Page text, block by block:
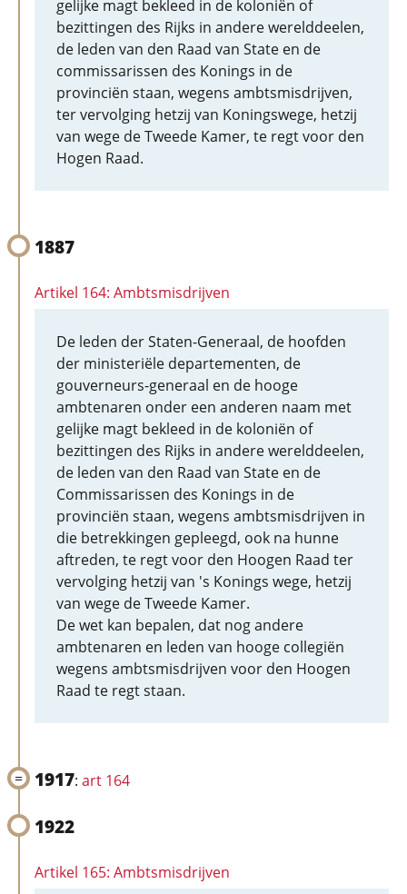
gelijke magt bekleed in de koloniën of
bezittingen des Rijks in andere werelddeelen,
de leden van den Raad van State en de
commissarissen des Konings in de
provinciën staan, wegens ambtsmisdrijven,
ter vervolging hetzij van Koningswege, hetzij
van wege de Tweede Kamer, te regt voor den
Hogen Raad.
1887
Artikel 164: Ambtsmisdrijven
De leden der Staten-Generaal, de hoofden
der ministeriële departementen, de
gouverneurs-generaal en de hooge
ambtenaren onder een anderen naam met
gelijke magt bekleed in de koloniën of
bezittingen des Rijks in andere werelddeelen,
de leden van den Raad van State en de
Commissarissen des Konings in de
provinciën staan, wegens ambtsmisdrijven in
die betrekkingen gepleegd, ook na hunne
aftreden, te regt voor den Hoogen Raad ter
vervolging hetzij van 's Konings wege, hetzij
van wege de Tweede Kamer.
De wet kan bepalen, dat nog andere
ambtenaren en leden van hooge collegiën
wegens ambtsmisdrijven voor den Hoogen
Raad te regt staan.
1917: art 164
1922
Artikel 165: Ambtsmisdrijven